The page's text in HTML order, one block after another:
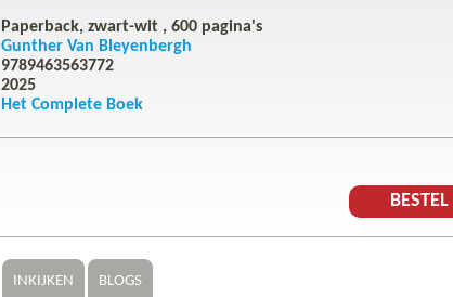
Paperback, zwart-wit , 600 pagina's
Gunther Van Bleyenbergh
9789463563772
2025
Het Complete Boek
INKIJKEN BLOGS